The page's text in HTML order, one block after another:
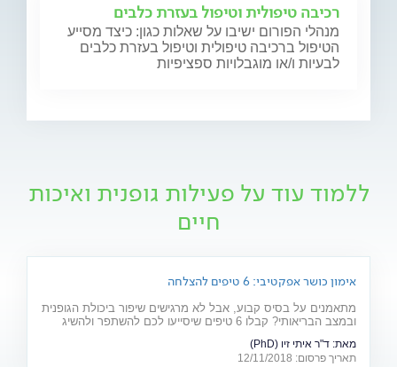
רכיבה טיפולית וטיפול בעזרת כלבים
מנהלי הפורום ישיבו על שאלות כגון: כיצד מסייע
הטיפול ברכיבה טיפולית וטיפול בעזרת כלבים
לבעיות ו/או מוגבלויות ספציפיות
ללמוד עוד על פעילות גופנית ואיכות
חיים
אימון כושר אפקטיבי: 6 טיפים להצלחה
מתאמנים על בסיס קבוע, אבל לא מרגישים שיפור ביכולת הגופנית
ובמצב הבריאותי? קבלו 6 טיפים שיסייעו לכם להשתפר ולהשיג
מאת: ד"ר איתי זיו (PhD)
תאריך פרסום: 12/11/2018